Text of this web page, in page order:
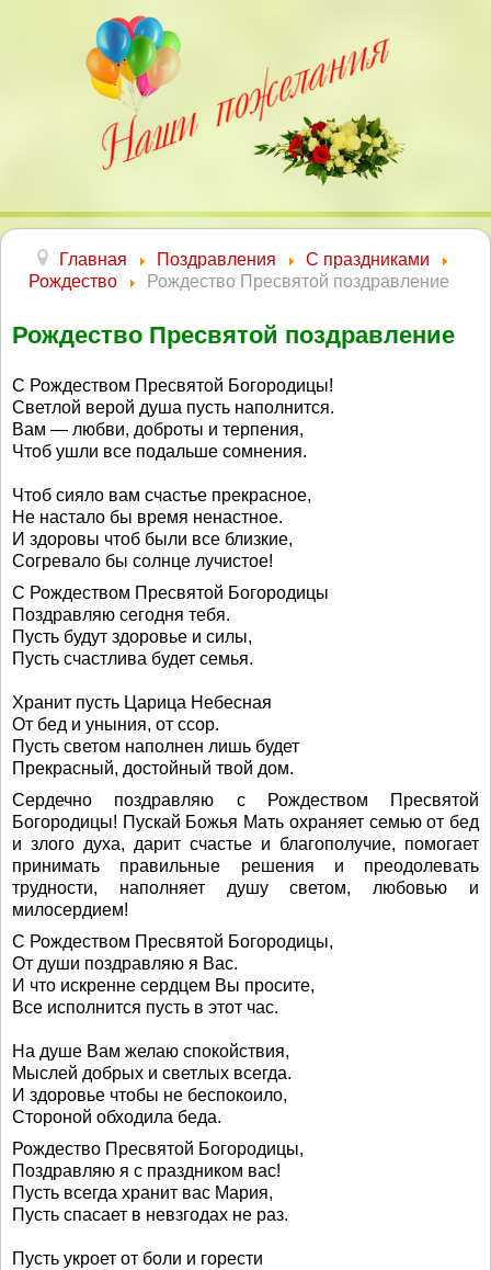
Главная Поздравления
С праздниками
Рождество
Рождество Пресвятой поздравление
Рождество Пресвятой поздравление
С Рождеством Пресвятой Богородицы!
Светлой верой душа пусть наполнится.
Вам — любви, доброты и терпения,
Чтоб ушли все подальше сомнения.
Чтоб сияло вам счастье прекрасное,
Не настало бы время ненастное.
И здоровы чтоб были все близкие,
Согревало бы солнце лучистое!
С Рождеством Пресвятой Богородицы
Поздравляю сегодня тебя.
Пусть будут здоровье и силы,
Пусть счастлива будет семья.
Хранит пусть Царица Небесная
От бед и уныния, от ссор.
Пусть светом наполнен лишь будет
Прекрасный, достойный твой дом.
Сердечно поздравляю с Рождеством Пресвятой
Богородицы! Пускай Божья Мать охраняет семью от бед
и злого духа, дарит счастье и благополучие, помогает
принимать правильные решения и преодолевать
трудности, наполняет душу светом, любовью и
милосердием!
С Рождеством Пресвятой Богородицы,
От души поздравляю я Вас.
И что искренне сердцем Вы просите,
Все исполнится пусть в этот час.
На душе Вам желаю спокойствия,
Мыслей добрых и светлых всегда.
И здоровье чтобы не беспокоило,
Стороной обходила беда.
Рождество Пресвятой Богородицы,
Поздравляю я с праздником вас!
Пусть всегда хранит вас Мария,
Пусть спасает в невзгодах не раз.
Пусть укроет от боли и горести